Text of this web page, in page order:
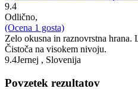
9.4
Odlično,
(Ocena 1 gosta)
Zelo okusna in raznovrstna hrana.
Čistoča na visokem nivoju.
9.4Jernej , Slovenija
Povzetek rezultatov